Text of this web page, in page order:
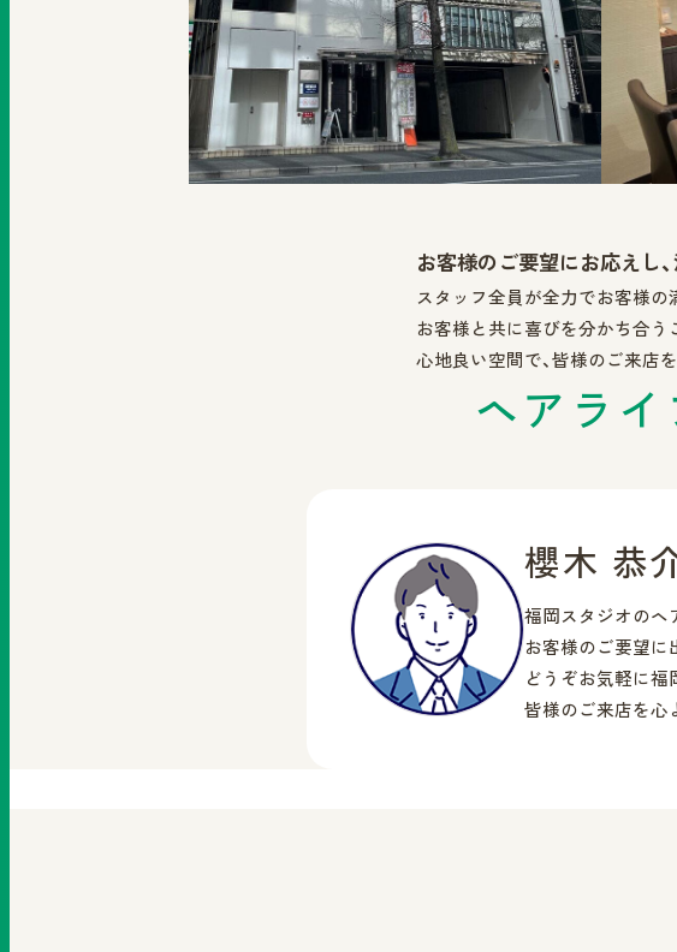
お客様のご要望にお応えし
スタッフ全員が全力でお客様の
お客様と共に喜びを分かち合う
心地良い空間で、皆様のご来店
ヘアライ
櫻木 恭
福岡スタジオのヘ
お客様のご要望に
どうぞお気軽に福
皆様のご来店を心